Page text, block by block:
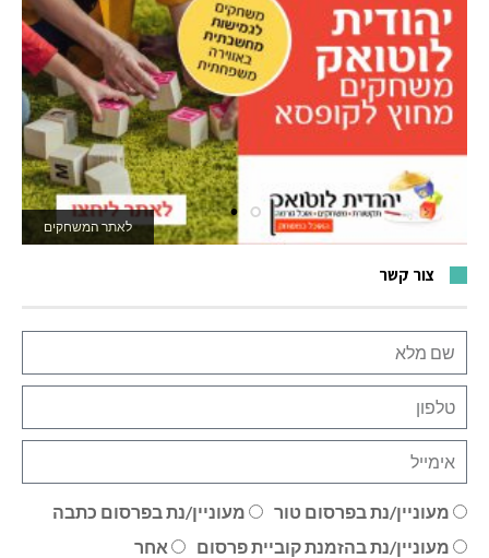
לרכישה
לאתר המשחקים
צור קשר
מעוניין/נת בפרסום טור
מעוניין/נת בפרסום כתבה
מעוניין/נת בהזמנת קוביית פרסום
אחר